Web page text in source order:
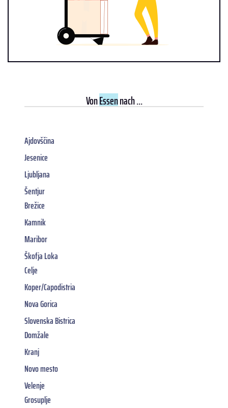
VonEssennach ...
Ajdovščina
Jesenice
Ljubljana
Šentjur
Brežice
Kamnik
Maribor
Škofja Loka
Celje
Koper/Capodistria
Nova Gorica
Slovenska Bistrica
Domžale
Kranj
Novo mesto
Velenje
Grosuplje